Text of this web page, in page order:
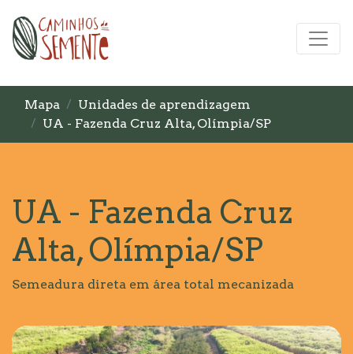
Mapa
Unidades de aprendizagem
UA - Fazenda Cruz Alta, Olímpia/SP
UA - Fazenda Cruz
Alta, Olímpia/SP
Semeadura direta em área total mecanizada